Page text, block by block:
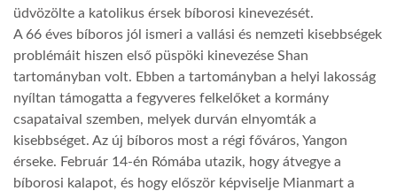
üdvözölte a katolikus érsek bíborosi kinevezését.
A 66 éves bíboros jól ismeri a vallási és nemzeti kisebbségek
problémáit hiszen első püspöki kinevezése Shan
tartományban volt. Ebben a tartományban a helyi lakosság
nyíltan támogatta a fegyveres felkelőket a kormány
csapataival szemben, melyek durván elnyomták a
kisebbséget. Az új bíboros most a régi főváros, Yangon
érseke. Február 14-én Rómába utazik, hogy átvegye a
bíborosi kalapot, és hogy először képviselje Mianmart a